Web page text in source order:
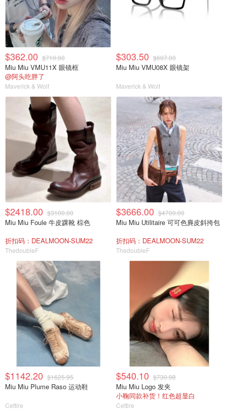
$362.00 $710.00
Miu Miu VMU11X 眼镜框
@阿头吃胖了
Maverick & Wolf
$303.50 $607.00
Miu Miu VMU08X 眼镜架
Maverick & Wolf
$2418.00 $3100.00
Miu Miu Foule 牛皮踝靴 棕色
折扣码：DEALMOON-SUM22
ThedoubleF
$3666.00 $4700.00
Miu Miu Utilitaire 可可色麂皮斜挎包
折扣码：DEALMOON-SUM22
ThedoubleF
$1142.20 $1625.95
Miu Miu Plume Raso 运动鞋
Cettire
$540.10 $730.98
Miu Miu Logo 发夹
小鞠同款补货！红色超显白
Cettire